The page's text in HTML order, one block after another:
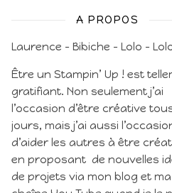
A PROPOS
Laurence – Bibiche – Lolo –
Être un Stampin’ Up ! est
gratifiant. Non seulement j’ai
l’occasion d’être créative
jours, mais j’ai aussi
d’aider les autres à être
en proposant de nouvelles
de projets via mon blog et ma